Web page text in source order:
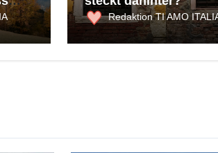
Redaktion TI AMO